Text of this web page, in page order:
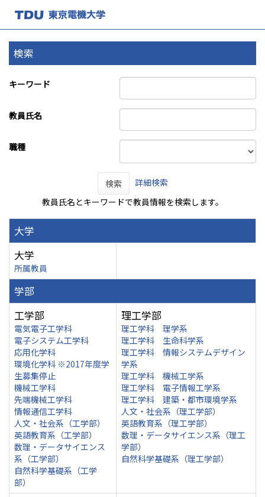
検索
キーワード
教員氏名
職種
検索
詳細検索
教員氏名とキーワードで教員情報を検索します。
大学
大学
所属教員
学部
工学部
電気電子工学科
電子システム工学科
応用化学科
環境化学科 ※2017年度学
生募集停止
機械工学科
先端機械工学科
情報通信工学科
人文・社会系（工学部）
英語教育系（工学部）
数理・データサイエンス
系（工学部）
自然科学基礎系（工学
部）
理工学部
理工学科 理学系
理工学科 生命科学系
理工学科 情報システムデザイン
学系
理工学科 機械工学系
理工学科 電子情報工学系
理工学科 建築・都市環境学系
人文・社会系（理工学部）
英語教育系（理工学部）
数理・データサイエンス系（理工
学部）
自然科学基礎系（理工学部）